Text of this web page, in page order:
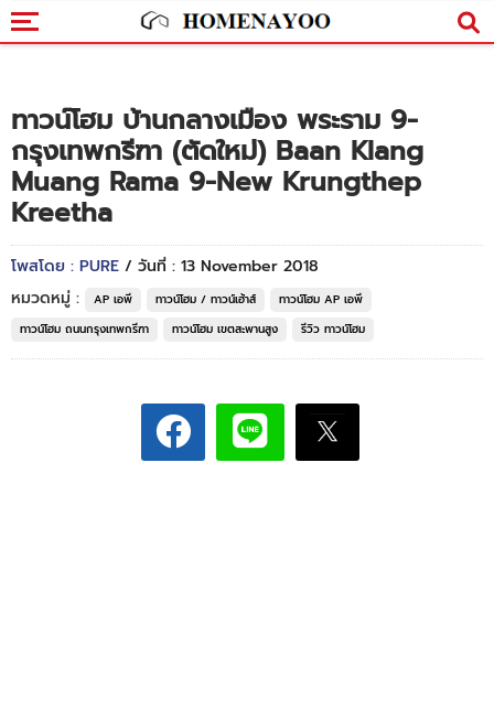
ทาวน์โฮม บ้านกลางเมือง พระราม 9-
กรุงเทพกรีฑา (ตัดใหม่) Baan Klang
Muang Rama 9-New Krungthep
Kreetha
โพสโดย : PURE / วันที่ : 13 November 2018
หมวดหมู่ :
AP เอพี ทาวน์โฮม / ทาวน์เฮ้าส์
ทาวน์โฮม AP เอพี
ทาวน์โฮม ถนนกรุงเทพกรีฑา
ทาวน์โฮม เขตสะพานสูง รีวิว ทาวน์โฮม